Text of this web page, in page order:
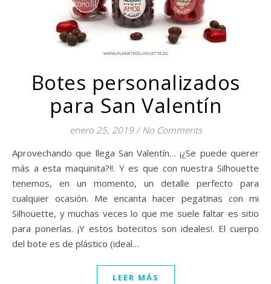
Botes personalizados
para San Valentín
enero 25, 2019 / No Comments
Aprovechando que llega San Valentín… ¡¿Se puede querer
más a esta maquinita?!!. Y es que con nuestra Silhouette
tenemos, en un momento, un detalle perfecto para
cualquier ocasión. Me encanta hacer pegatinas con mi
Silhouette, y muchas veces lo que me suele faltar es sitio
para ponerlas. ¡Y estos botecitos son ideales!. El cuerpo
del bote es de plástico (ideal…
LEER MÁS